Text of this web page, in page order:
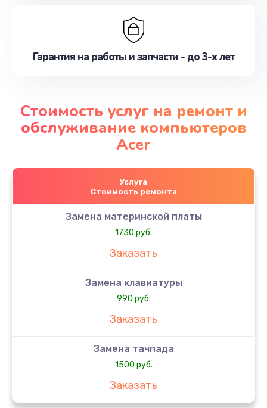
Гарантия на работы и запчасти - до 3-х лет
Стоимость услуг на ремонт и
обслуживание компьютеров
Acer
Услуга
Стоимость ремонта
Замена материнской платы
1730 руб.
Заказать
Замена клавиатуры
990 руб.
Заказать
Замена тачпада
1500 руб.
Заказать